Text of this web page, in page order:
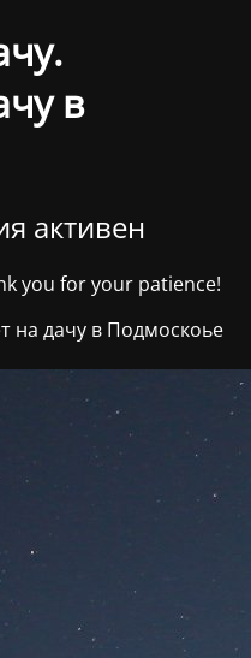
в
активен
you for your patience!
на дачу в Подмоскоье